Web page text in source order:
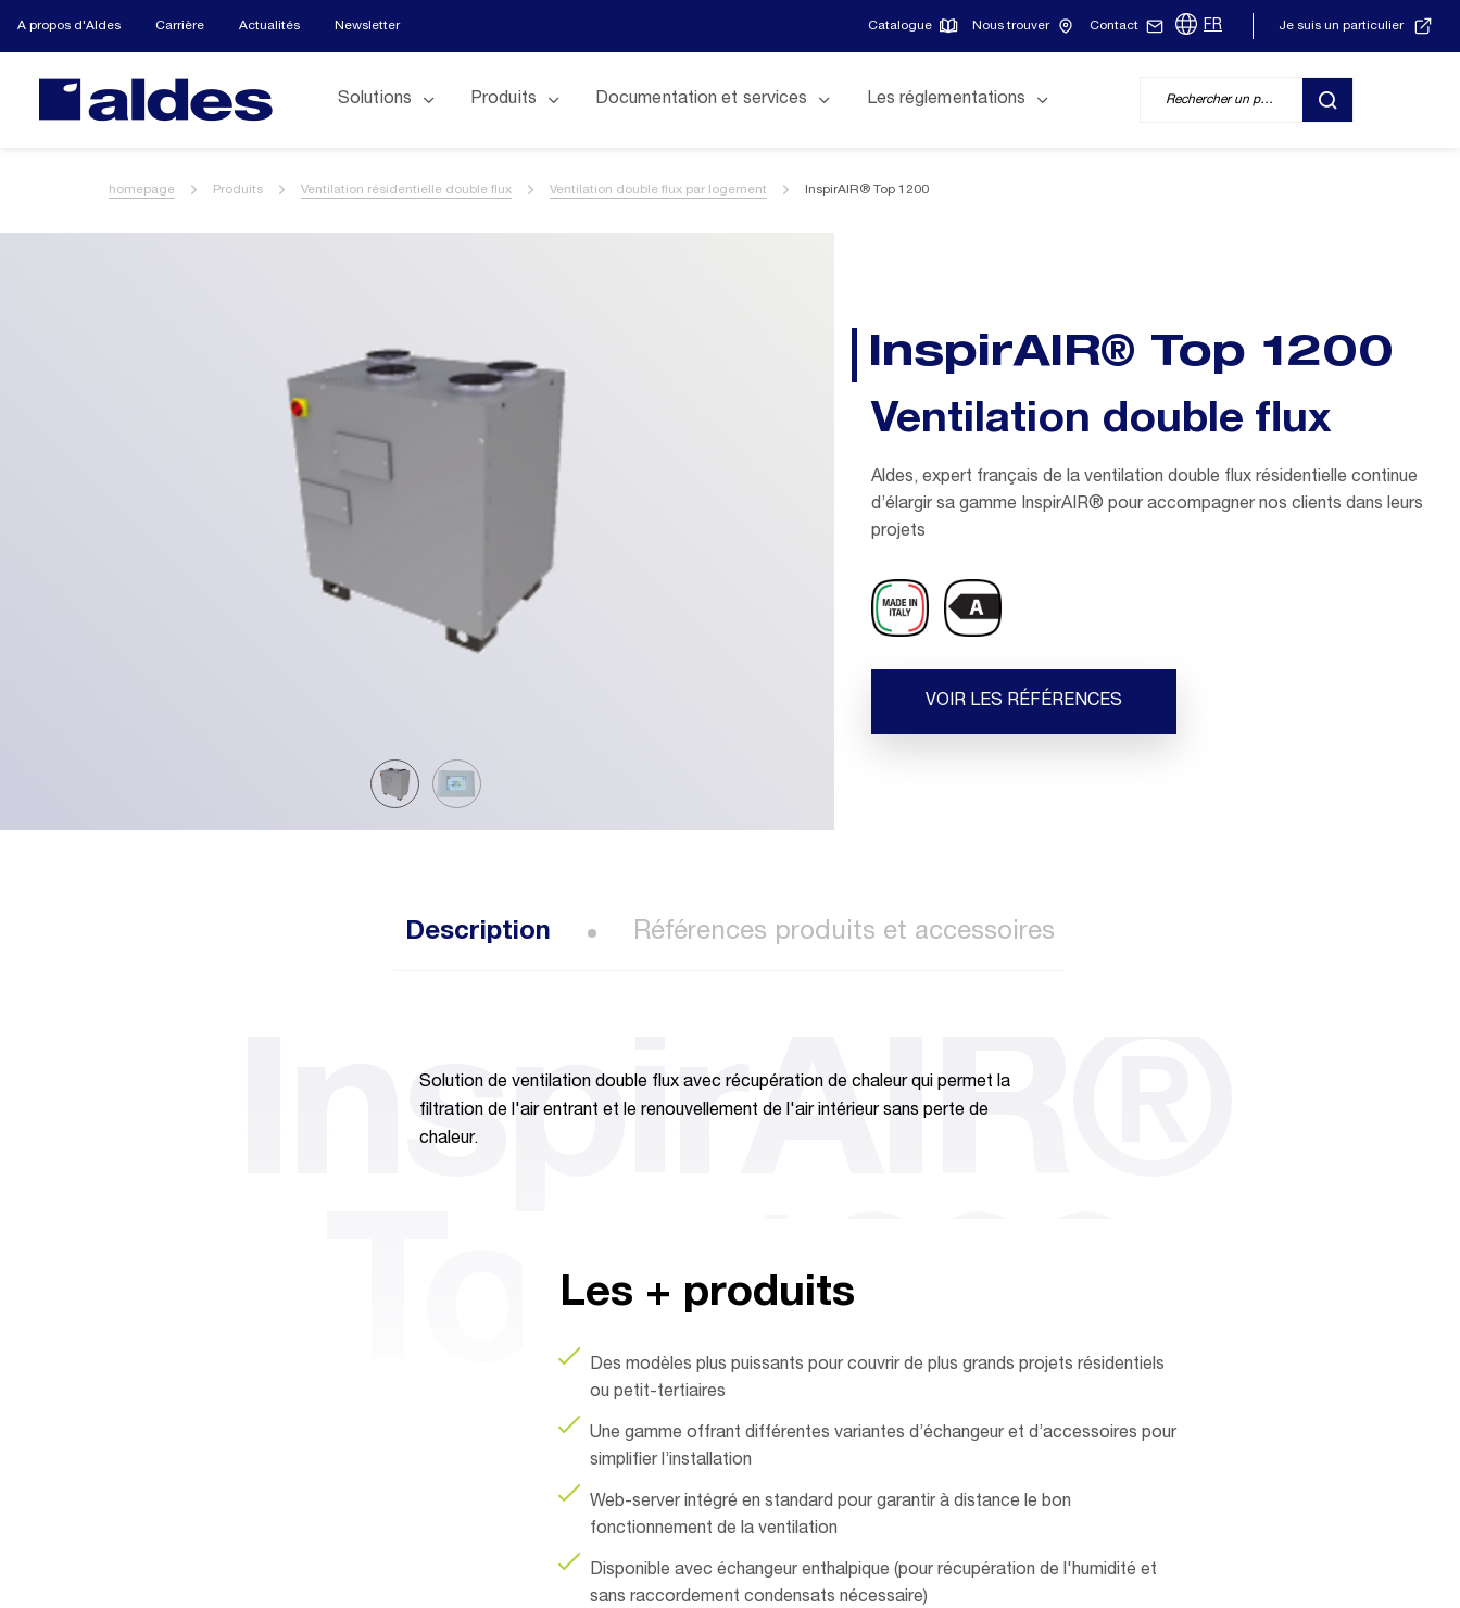
A propos d'Aldes Carrière Actualités Newsletter Catalogue Nous trouver Contact FR Je suis un particulier
Solutions Produits Documentation et services Les réglementations
RECHERCHER
homepage Produits Ventilation résidentielle double flux Ventilation double flux par logement InspirAIR® Top 1200
InspirAIR® Top 1200
Ventilation double flux
Aldes, expert français de la ventilation double flux résidentielle continue
d’élargir sa gamme InspirAIR® pour accompagner nos clients dans leurs
projets
VOIR LES RÉFÉRENCES
Description Références produits et accessoires
InspirAIR®
Top 1200
Solution de ventilation double flux avec récupération de chaleur qui permet la
filtration de l'air entrant et le renouvellement de l'air intérieur sans perte de
chaleur.
Les + produits
Des modèles plus puissants pour couvrir de plus grands projets résidentiels
ou petit-tertiaires
Une gamme offrant différentes variantes d’échangeur et d’accessoires pour
simplifier l’installation
Web-server intégré en standard pour garantir à distance le bon
fonctionnement de la ventilation
Disponible avec échangeur enthalpique (pour récupération de l'humidité et
sans raccordement condensats nécessaire)